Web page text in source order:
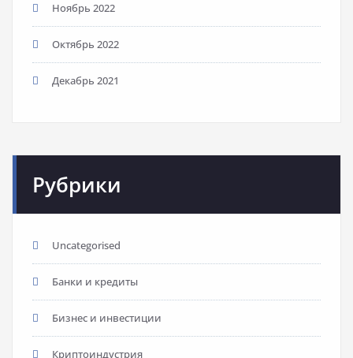
Ноябрь 2022
Октябрь 2022
Декабрь 2021
Рубрики
Uncategorised
Банки и кредиты
Бизнес и инвестиции
Криптоиндустрия